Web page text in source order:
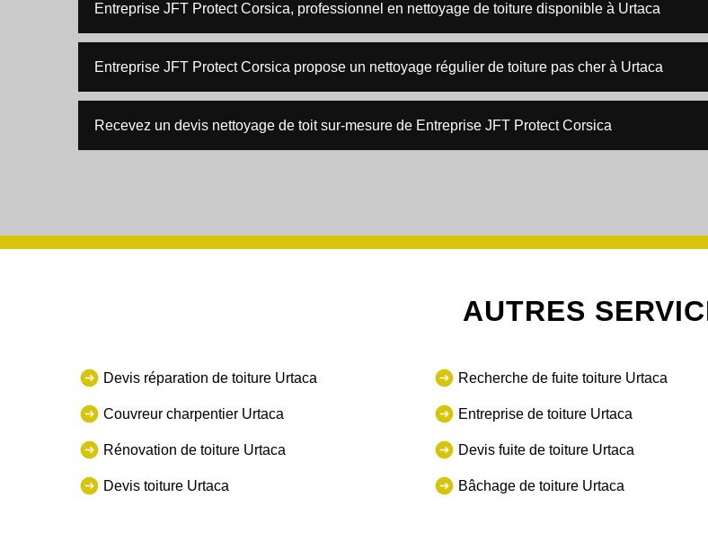
Entreprise JFT Protect Corsica, professionnel en nettoyage de toiture disponible à Urtaca
Entreprise JFT Protect Corsica propose un nettoyage régulier de toiture pas cher à Urtaca
Recevez un devis nettoyage de toit sur-mesure de Entreprise JFT Protect Corsica
AUTRES
Devis réparation de toiture Urtaca
Couvreur charpentier Urtaca
Rénovation de toiture Urtaca
Devis toiture Urtaca
Recherche de fuite toiture Urtaca
Entreprise de toiture Urtaca
Devis fuite de toiture Urtaca
Bâchage de toiture Urtaca